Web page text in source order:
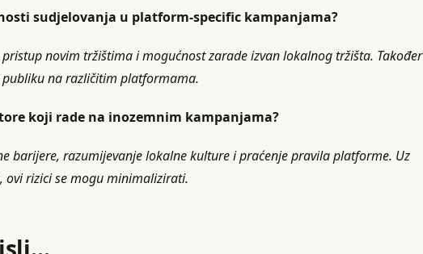
sudjelovanja u platform-specific kampanjama?
novim tržištima i mogućnost zarade izvan lokalnog tržišta. Također
na različitim platformama.
koji rade na inozemnim kampanjama?
barijere, razumijevanje lokalne kulture i praćenje pravila platforme. Uz
rizici se mogu minimalizirati.